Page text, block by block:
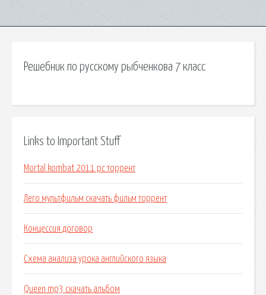
Решебник по русскому рыбченкова 7 класс
Links to Important Stuff
Mortal kombat 2011 pc торрент
Лего мультфильм скачать фильм торрент
Концессия договор
Схема анализа урока английского языка
Queen mp3 скачать альбом